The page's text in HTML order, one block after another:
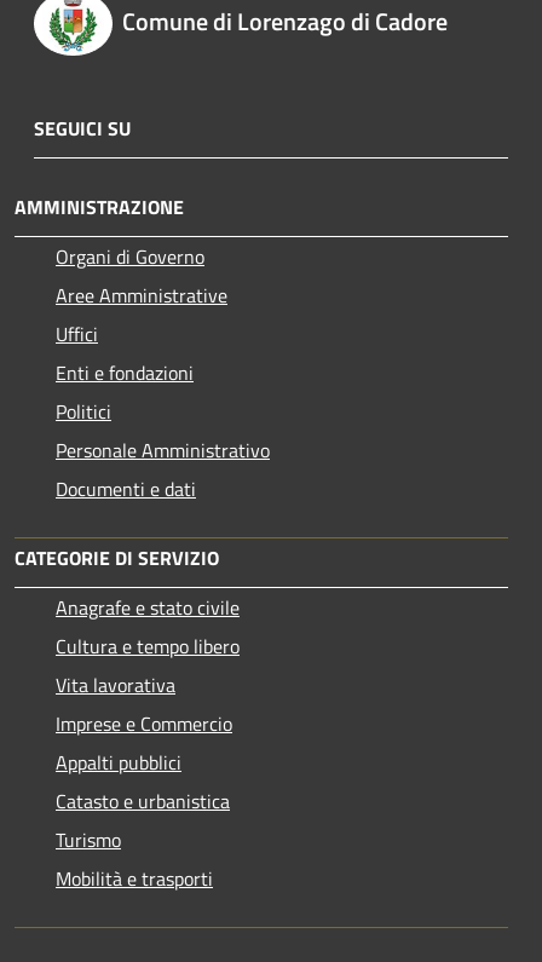
Comune di Lorenzago di Cadore
SEGUICI SU
AMMINISTRAZIONE
Organi di Governo
Aree Amministrative
Uffici
Enti e fondazioni
Politici
Personale Amministrativo
Documenti e dati
CATEGORIE DI SERVIZIO
Anagrafe e stato civile
Cultura e tempo libero
Vita lavorativa
Imprese e Commercio
Appalti pubblici
Catasto e urbanistica
Turismo
Mobilità e trasporti